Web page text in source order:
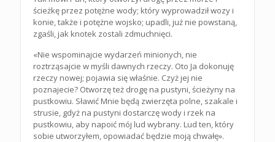
ścieżkę przez potężne wody; który wyprowadził wozy i
konie, także i potężne wojsko; upadli, już nie powstaną,
zgaśli, jak knotek zostali zdmuchnięci.
«Nie wspominajcie wydarzeń minionych, nie
roztrząsajcie w myśli dawnych rzeczy. Oto Ja dokonuję
rzeczy nowej; pojawia się właśnie. Czyż jej nie
poznajecie? Otworzę też drogę na pustyni, ścieżyny na
pustkowiu. Sławić Mnie będą zwierzęta polne, szakale i
strusie, gdyż na pustyni dostarczę wody i rzek na
pustkowiu, aby napoić mój lud wybrany. Lud ten, który
sobie utworzyłem, opowiadać będzie moją chwałę».